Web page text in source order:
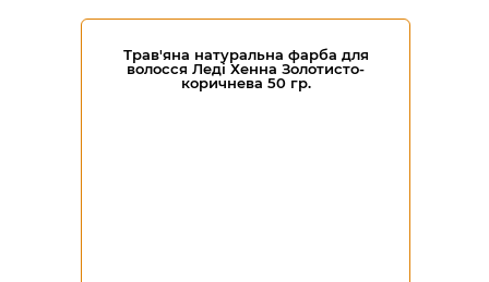
Трав'яна натуральна фарба для
волосся Леді Хенна Золотисто-
коричнева 50 гр.